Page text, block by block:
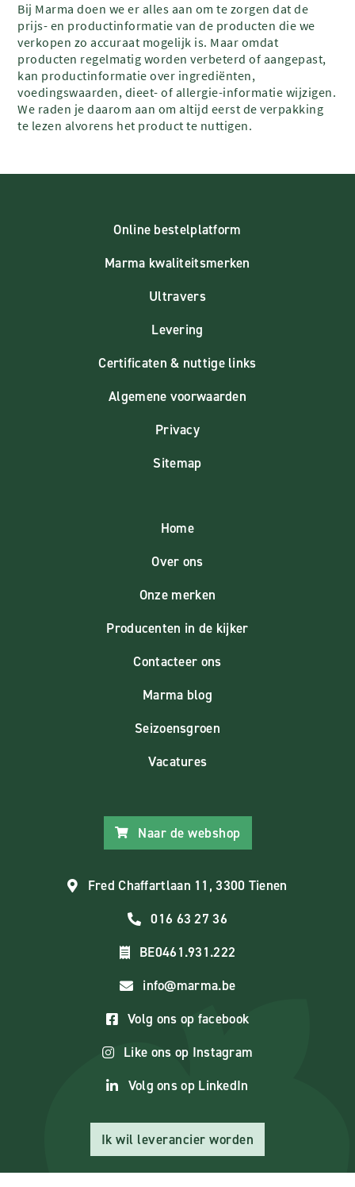
Bij Marma doen we er alles aan om te zorgen dat de
prijs- en productinformatie van de producten die we
verkopen zo accuraat mogelijk is. Maar omdat
producten regelmatig worden verbeterd of aangepast,
kan productinformatie over ingrediënten,
voedingswaarden, dieet- of allergie-informatie wijzigen.
We raden je daarom aan om altijd eerst de verpakking
te lezen alvorens het product te nuttigen.
Online bestelplatform
Marma kwaliteitsmerken
Ultravers
Levering
Certificaten & nuttige links
Algemene voorwaarden
Privacy
Sitemap
Home
Over ons
Onze merken
Producenten in de kijker
Contacteer ons
Marma blog
Seizoensgroen
Vacatures
Naar de webshop
Fred Chaffartlaan 11, 3300 Tienen
016 63 27 36
BE0461.931.222
info@marma.be
Volg ons op facebook
Like ons op Instagram
Volg ons op LinkedIn
Ik wil leverancier worden